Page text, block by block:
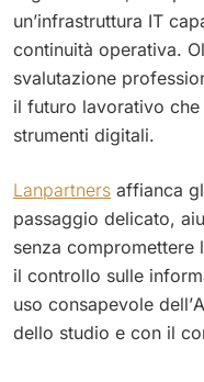
un’infrastruttura IT
continuità operativa.
svalutazione
il futuro lavorativo
strumenti digitali.
Lanpartners affianca
passaggio delicato,
senza compromettere
il controllo sulle
uso consapevole
dello studio e con il